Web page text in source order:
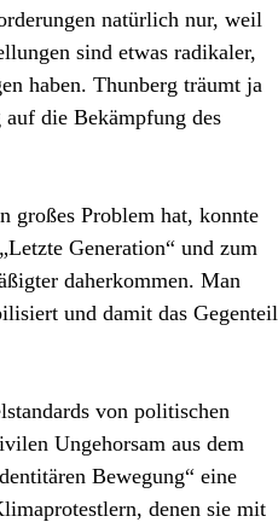
natürlich nur, weil
sind etwas radikaler,
haben. Thunberg träumt ja
die Bekämpfung des
großes Problem hat, konnte
Generation“ und zum
daherkommen. Man
und damit das Gegenteil
von politischen
Ungehorsam aus dem
Bewegung“ eine
denen sie mit